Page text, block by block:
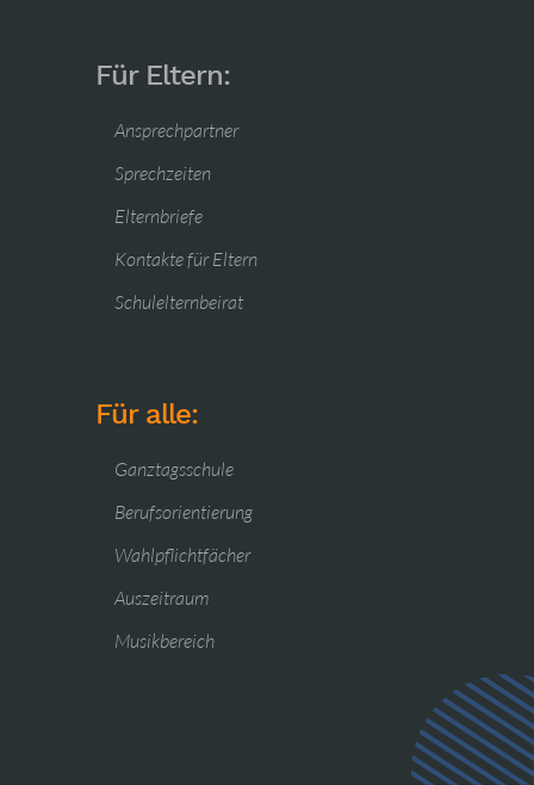
Für Eltern:
Ansprechpartner
Sprechzeiten
Elternbriefe
Kontakte für Eltern
Schulelternbeirat
Für alle:
Ganztagsschule
Berufsorientierung
Wahlpflichtfächer
Auszeitraum
Musikbereich